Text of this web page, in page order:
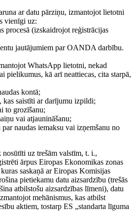
ar datu pārziņu, izmantojot lietotni
vienīgi uz:
procesā (izskaidrojot reģistrācijas
jautājumiem par OANDA darbību.
WhatsApp lietotni, nekad
pielikumus, kā arī neattiecas, cita starpā,
kontā;
kas saistīti ar darījumu izpildi;
to grozīšanu;
vai atjaunināšanu;
naudas iemaksu vai izņemšanu no
nosūtīti uz trešām valstīm, t. i.,
ārpus Eiropas Ekonomikas zonas
saskaņā ar Eiropas Komisijas
pietiekamu datu aizsardzību (trešās
atbilstošu aizsardzības līmeni), datu
mehānismus, kas atbilst
aktiem, tostarp ES „standarta līguma